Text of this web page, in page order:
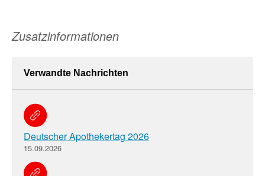
Zusatzinformationen
Verwandte Nachrichten
Deutscher Apothekertag 2026
15.09.2026